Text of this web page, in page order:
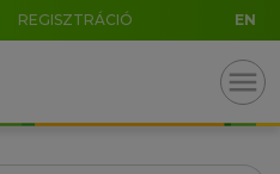
REGISZTRÁCIÓ EN
menu